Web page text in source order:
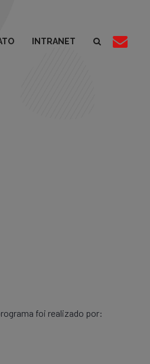
INTRANET
foi realizado por: